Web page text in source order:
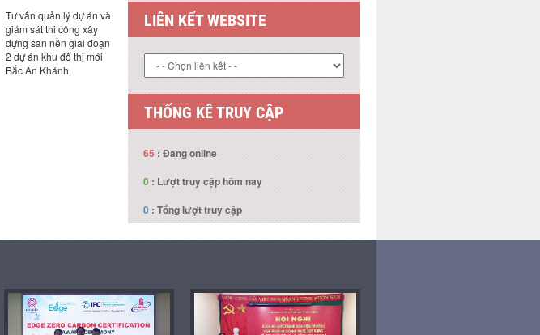
Tư vấn quản lý dự án và
giám sát thi công xây
dựng san nền giai đoạn
2 dự án khu đô thị mới
Bắc An Khánh
LIÊN KẾT WEBSITE
THỐNG KÊ TRUY CẬP
65 : Đang online
0 : Lượt truy cập hôm nay
0 : Tổng lượt truy cập